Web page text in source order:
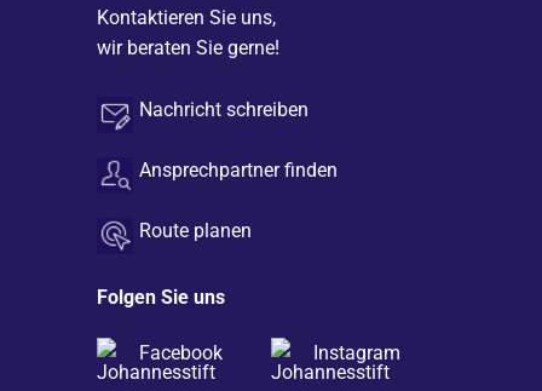
Kontaktieren Sie uns,
wir beraten Sie gerne!
Nachricht schreiben
Ansprechpartner finden
Route planen
Folgen Sie uns
Facebook Instagram